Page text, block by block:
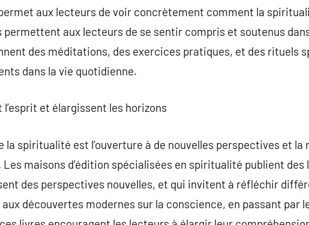
aux lecteurs de voir concrètement comment la
permettent aux lecteurs de se sentir compris et soutenus
des méditations, des exercices pratiques, et des rituels
dans la vie quotidienne.
et élargissent les horizons
la spiritualité est l’ouverture à de nouvelles perspectives et la
maisons d’édition spécialisées en spiritualité publient
des perspectives nouvelles, et qui invitent à réfléchir
découvertes modernes sur la conscience, en passant par